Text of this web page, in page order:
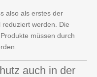
also als erstes der
werden. Die
müssen durch
auch in der